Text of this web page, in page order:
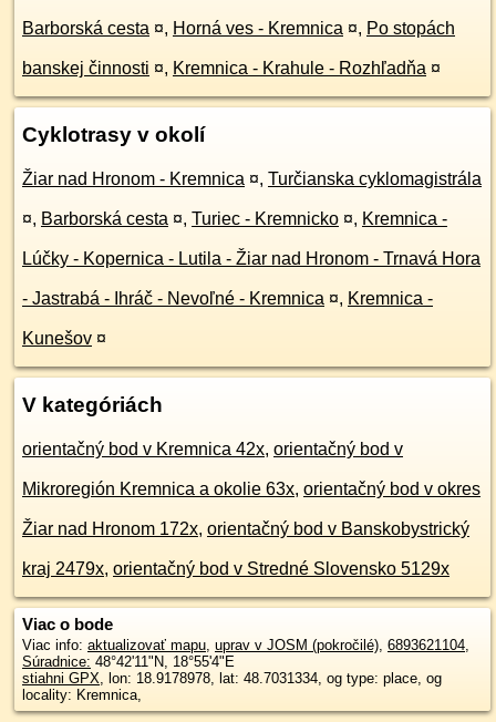
Barborská cesta ¤, Horná ves - Kremnica ¤, Po stopách
banskej činnosti ¤, Kremnica - Krahule - Rozhľadňa ¤
Cyklotrasy v okolí
Žiar nad Hronom - Kremnica ¤, Turčianska cyklomagistrála
¤, Barborská cesta ¤, Turiec - Kremnicko ¤, Kremnica -
Lúčky - Kopernica - Lutila - Žiar nad Hronom - Trnavá Hora
- Jastrabá - Ihráč - Nevoľné - Kremnica ¤, Kremnica -
Kunešov ¤
V kategóriách
orientačný bod v Kremnica 42x, orientačný bod v
Mikroregión Kremnica a okolie 63x, orientačný bod v okres
Žiar nad Hronom 172x, orientačný bod v Banskobystrický
kraj 2479x, orientačný bod v Stredné Slovensko 5129x
Viac o bode
Viac info: aktualizovať mapu, uprav v JOSM (pokročilé), 6893621104,
Súradnice: 48°42'11"N, 18°55'4"E
stiahni GPX, lon: 18.9178978, lat: 48.7031334, og type: place, og
locality: Kremnica,